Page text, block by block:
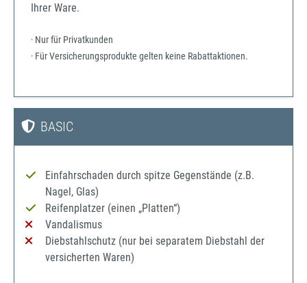
Ihrer Ware.
· Nur für Privatkunden
· Für Versicherungsprodukte gelten keine Rabattaktionen.
BASIC
Einfahrschaden durch spitze Gegenstände (z.B.
Nagel, Glas)
Reifenplatzer (einen „Platten“)
Vandalismus
Diebstahlschutz (nur bei separatem Diebstahl der
versicherten Waren)